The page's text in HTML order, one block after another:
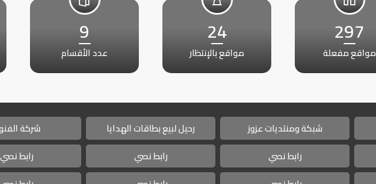
297
مواقع مفعلة
24
مواقع بالإنتظار
9
عدد الأقسام
شبكة ومنتديات عزوز رحيل لبيع بطاقات الهدايا شركة
رابط نصي رابط نصي رابط نصي